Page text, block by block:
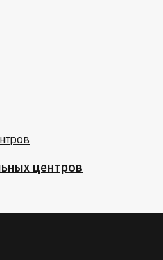
центров